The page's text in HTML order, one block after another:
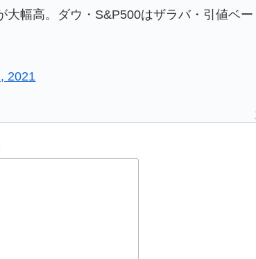
大幅高。ダウ・S&P500はザラバ・引値ベー
2021